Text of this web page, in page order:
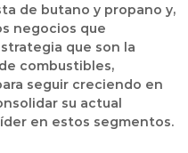
de butano y propano y,
negocios que
que son la
combustibles,
seguir creciendo en
su actual
en estos segmentos.